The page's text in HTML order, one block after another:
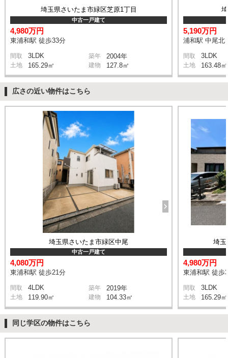
埼玉県さいたま市緑区芝原1丁目
中古一戸建て
4,980万円
東浦和駅 徒歩33分
間取 3LDK 築年 2004年
土地 165.29㎡ 建物 127.8㎡
5,190万円
浦和駅 中尾北
間取 3LDK
土地 163.48㎡
広さの近い物件はこちら
埼玉県さいたま市緑区中尾
中古一戸建て
4,080万円
東浦和駅 徒歩21分
間取 4LDK 築年 2019年
土地 119.90㎡ 建物 104.33㎡
埼玉
4,980万円
東浦和駅 徒歩
間取 3LDK
土地 165.29㎡
同じ学区の物件はこちら